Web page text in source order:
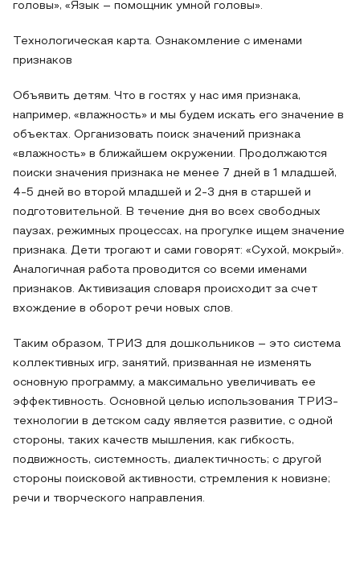
головы», «Язык – помощник умной головы».
Технологическая карта. Ознакомление с именами
признаков
Объявить детям. Что в гостях у нас имя признака,
например, «влажность» и мы будем искать его значение в
объектах. Организовать поиск значений признака
«влажность» в ближайшем окружении. Продолжаются
поиски значения признака не менее 7 дней в 1 младшей,
4-5 дней во второй младшей и 2-3 дня в старшей и
подготовительной. В течение дня во всех свободных
паузах, режимных процессах, на прогулке ищем значение
признака. Дети трогают и сами говорят: «Сухой, мокрый».
Аналогичная работа проводится со всеми именами
признаков. Активизация словаря происходит за счет
вхождение в оборот речи новых слов.
Таким образом, ТРИЗ для дошкольников – это система
коллективных игр, занятий, призванная не изменять
основную программу, а максимально увеличивать ее
эффективность. Основной целью использования ТРИЗ-
технологии в детском саду является развитие, с одной
стороны, таких качеств мышления, как гибкость,
подвижность, системность, диалектичность; с другой
стороны поисковой активности, стремления к новизне;
речи и творческого направления.